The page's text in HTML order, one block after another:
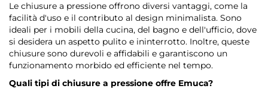
Le chiusure a pressione offrono diversi vantaggi, come la
facilità d'uso e il contributo al design minimalista. Sono
ideali per i mobili della cucina, del bagno e dell'ufficio, dove
si desidera un aspetto pulito e ininterrotto. Inoltre, queste
chiusure sono durevoli e affidabili e garantiscono un
funzionamento morbido ed efficiente nel tempo.
Quali tipi di chiusure a pressione offre Emuca?